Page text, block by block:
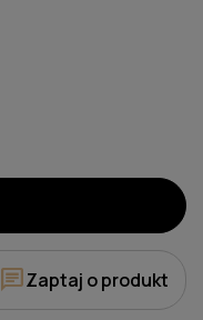
chatZaptaj o produkt